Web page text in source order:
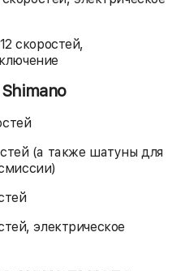
скоростей,
(а также шатуны для
электрическое